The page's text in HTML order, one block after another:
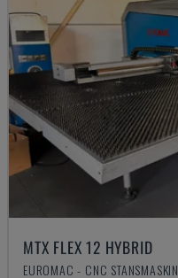
MTX FLEX 12 HYBRID
EUROMAC - CNC STANSMASKIN